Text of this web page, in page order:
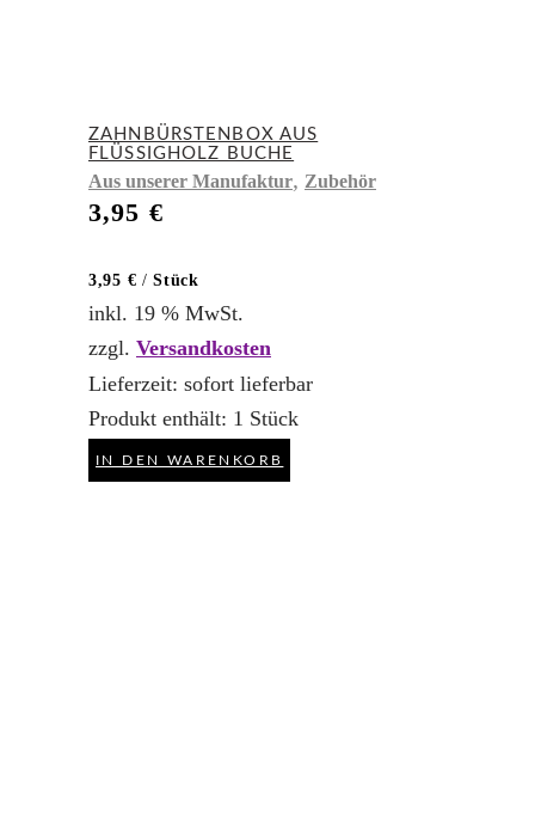
ZAHNBÜRSTENBOX AUS
FLÜSSIGHOLZ BUCHE
Aus unserer Manufaktur, Zubehör
3,95 €
3,95 € /Stück
inkl. 19 % MwSt.
zzgl. Versandkosten
Lieferzeit: sofort lieferbar
Produkt enthält: 1 Stück
IN DEN WARENKORB